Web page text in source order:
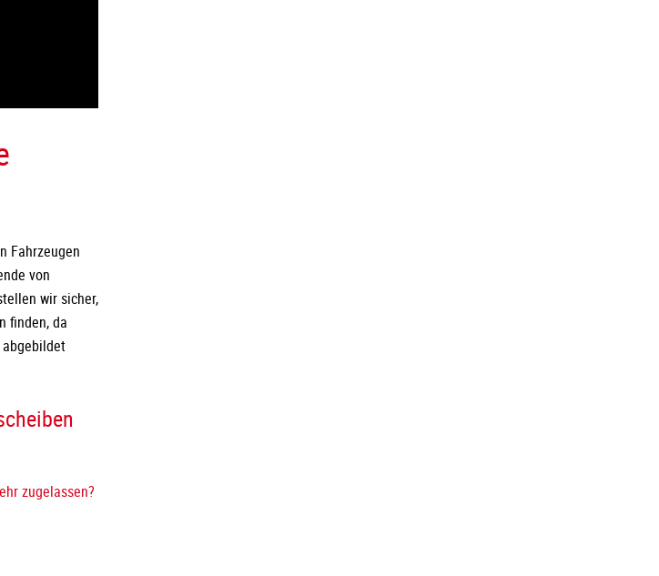
Fahrzeugen
von
wir sicher,
finden, da
zugelassen?